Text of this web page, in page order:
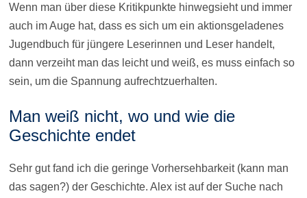
Wenn man über diese Kritikpunkte hinwegsieht und immer
auch im Auge hat, dass es sich um ein aktionsgeladenes
Jugendbuch für jüngere Leserinnen und Leser handelt,
dann verzeiht man das leicht und weiß, es muss einfach so
sein, um die Spannung aufrechtzuerhalten.
Man weiß nicht, wo und wie die
Geschichte endet
Sehr gut fand ich die geringe Vorhersehbarkeit (kann man
das sagen?) der Geschichte. Alex ist auf der Suche nach